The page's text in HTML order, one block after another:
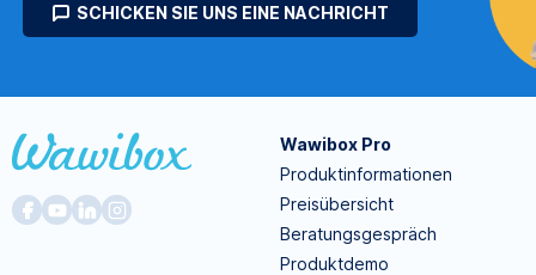
SCHICKEN SIE UNS EINE NACHRICHT
Wawibox Pro
Produktinformationen
Preisübersicht
Beratungsgespräch
Produktdemo